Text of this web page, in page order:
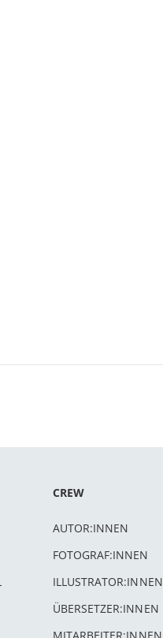
CREW
AUTOR:INNEN
FOTOGRAF:INNEN
ILLUSTRATOR:INNEN
ÜBERSETZER:INNEN